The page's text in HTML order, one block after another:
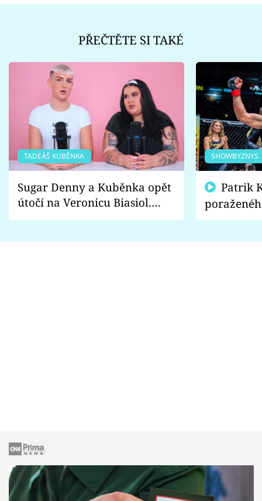
PŘEČTĚTE SI TAKÉ
TADEÁŠ KUBĚNKA
Sugar Denny a Kuběnka opět
útočí na Veronicu Biasiol.
Proč je podle nich falešná a
SHOWBYZNYS
fanoušci